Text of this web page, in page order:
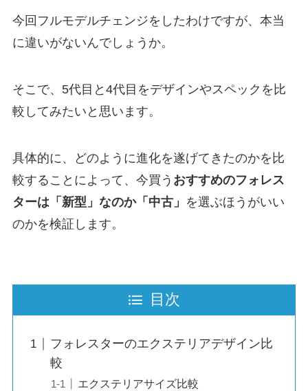
今回フルモデルチェンジをしたわけですが、本当
に違いがないんでしょうか。
そこで、5代目と4代目をデザインやスペックを比
較してみたいと思います。
具体的に、どのように進化を遂げてきたのかを比
較することによって、今買う おすすめのフォレス
ターは「新型」なのか「中古」 を選ぶほうがいい
のかを検証します。
目次
フォレスターのエクステリアデザイン比
較
エクステリアサイズ比較